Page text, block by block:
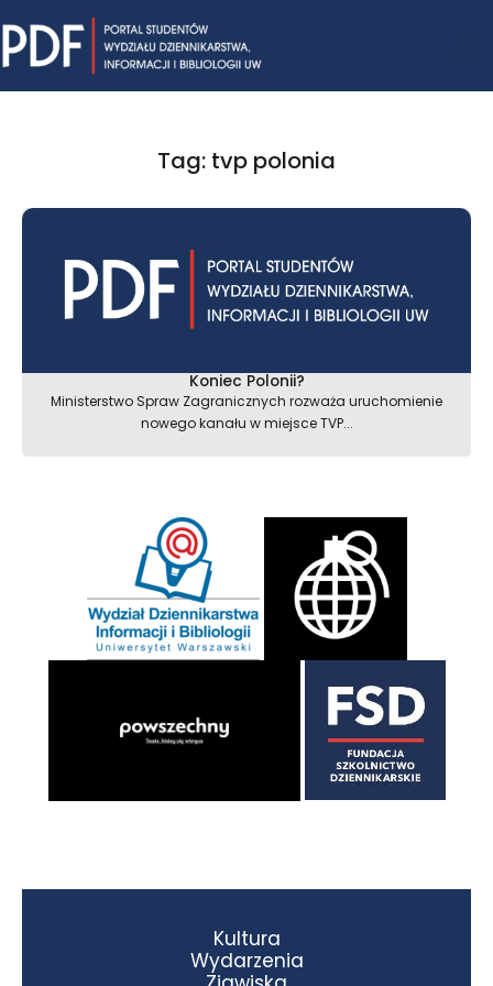
to
content
Tag: tvp polonia
Koniec Polonii?
Ministerstwo Spraw Zagranicznych rozważa uruchomienie
nowego kanału w miejsce TVP...
Kultura
Wydarzenia